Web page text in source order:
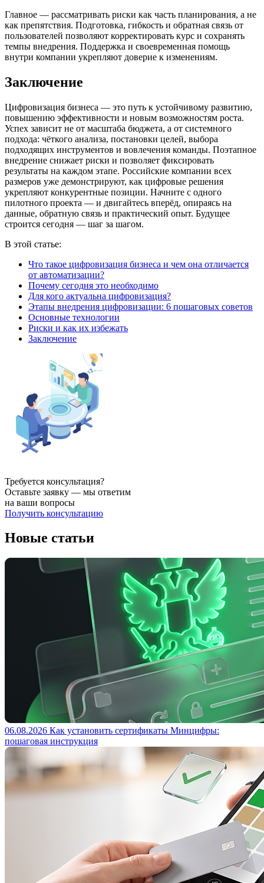
Главное — рассматривать риски как часть планирования, а не
как препятствия. Подготовка, гибкость и обратная связь от
пользователей позволяют корректировать курс и сохранять
темпы внедрения. Поддержка и своевременная помощь
внутри компании укрепляют доверие к изменениям.
Заключение
Цифровизация бизнеса — это путь к устойчивому развитию,
повышению эффективности и новым возможностям роста.
Успех зависит не от масштаба бюджета, а от системного
подхода: чёткого анализа, постановки целей, выбора
подходящих инструментов и вовлечения команды. Поэтапное
внедрение снижает риски и позволяет фиксировать
результаты на каждом этапе. Российские компании всех
размеров уже демонстрируют, как цифровые решения
укрепляют конкурентные позиции. Начните с одного
пилотного проекта — и двигайтесь вперёд, опираясь на
данные, обратную связь и практический опыт. Будущее
строится сегодня — шаг за шагом.
В этой статье:
Что такое цифровизация бизнеса и чем она отличается
от автоматизации?
Почему сегодня это необходимо
Для кого актуальна цифровизация?
Этапы внедрения цифровизации: 6 пошаговых советов
Основные технологии
Риски и как их избежать
Заключение
Требуется консультация?
Оставьте заявку — мы ответим
на ваши вопросы
Получить консультацию
Новые статьи
06.08.2026 Как установить сертификаты Минцифры:
пошаговая инструкция